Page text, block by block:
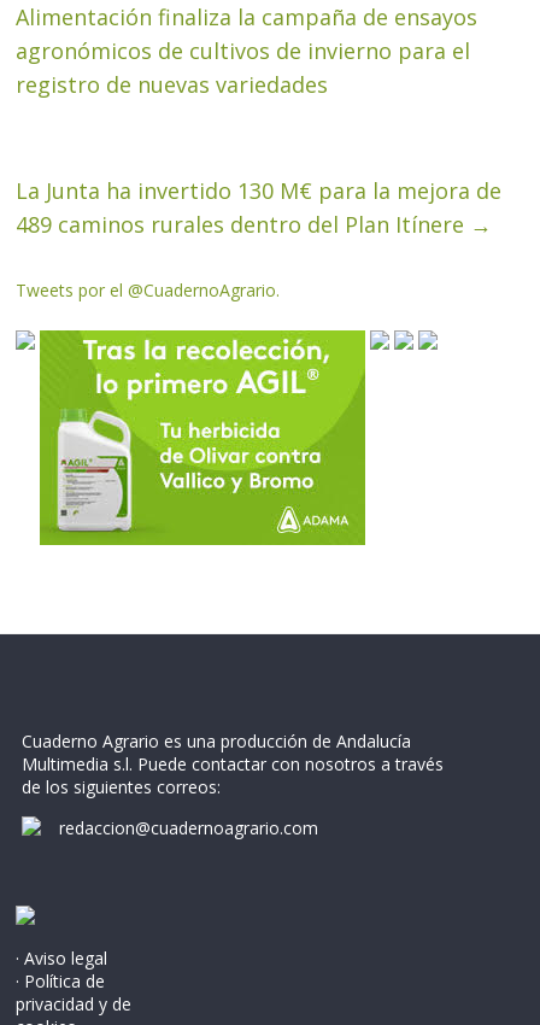
Alimentación finaliza la campaña de ensayos
agronómicos de cultivos de invierno para el
registro de nuevas variedades
La Junta ha invertido 130 M€ para la mejora de
489 caminos rurales dentro del Plan Itínere →
Tweets por el @CuadernoAgrario.
Cuaderno Agrario es una producción de Andalucía
Multimedia s.l. Puede contactar con nosotros a través
de los siguientes correos:
redaccion@cuadernoagrario.com
· Aviso legal
· Política de
privacidad y de